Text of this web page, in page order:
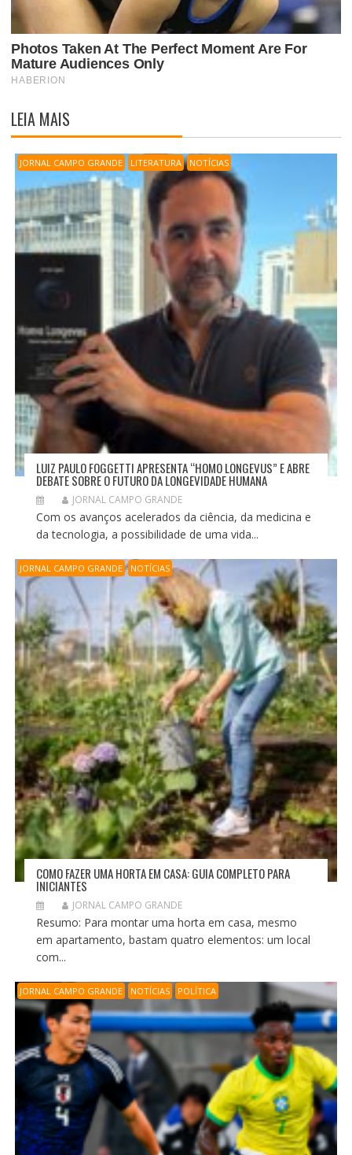
LEIA MAIS
JORNAL CAMPO GRANDE LITERATURA NOTÍCIAS
LUIZ PAULO FOGGETTI APRESENTA “HOMO LONGEVUS” E ABRE
DEBATE SOBRE O FUTURO DA LONGEVIDADE HUMANA
JORNAL CAMPO GRANDE
Com os avanços acelerados da ciência, da medicina e
da tecnologia, a possibilidade de uma vida...
JORNAL CAMPO GRANDE NOTÍCIAS
COMO FAZER UMA HORTA EM CASA: GUIA COMPLETO PARA
INICIANTES
JORNAL CAMPO GRANDE
Resumo: Para montar uma horta em casa, mesmo
em apartamento, bastam quatro elementos: um local
com...
JORNAL CAMPO GRANDE NOTÍCIAS POLÍTICA